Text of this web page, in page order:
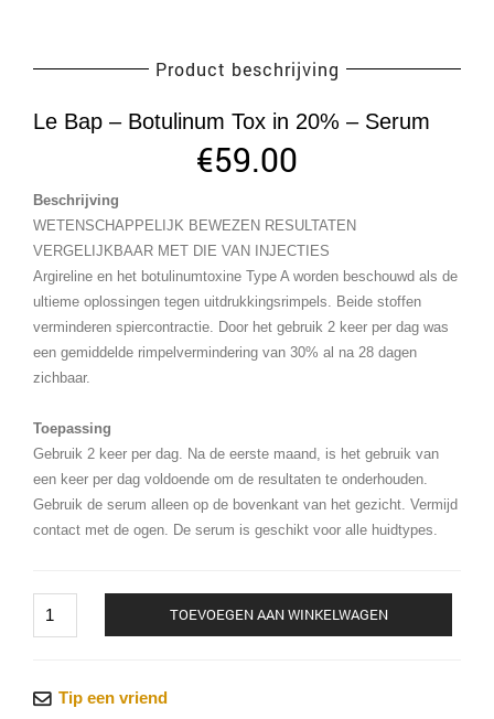
Product beschrijving
Le Bap – Botulinum Tox in 20% – Serum
€59.00
Beschrijving
WETENSCHAPPELIJK BEWEZEN RESULTATEN
VERGELIJKBAAR MET DIE VAN INJECTIES
Argireline en het botulinumtoxine Type A worden beschouwd als de
ultieme oplossingen tegen uitdrukkingsrimpels. Beide stoffen
verminderen spiercontractie. Door het gebruik 2 keer per dag was
een gemiddelde rimpelvermindering van 30% al na 28 dagen
zichbaar.
Toepassing
Gebruik 2 keer per dag. Na de eerste maand, is het gebruik van
een keer per dag voldoende om de resultaten te onderhouden.
Gebruik de serum alleen op de bovenkant van het gezicht. Vermijd
contact met de ogen. De serum is geschikt voor alle huidtypes.
Le
Bap
Botulinum
TOEVOEGEN AAN WINKELWAGEN
Tip een vriend